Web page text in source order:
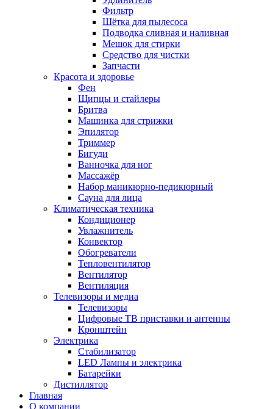
Фильтр
Шётка для пылесоса
Подводка сливная и наливная
Мешок для стирки
Средство для чистки
Запчасти
Красота и здоровье
Фен
Щипцы и стайлеры
Бритва
Машинка для стрижки
Эпилятор
Триммер
Бигуди
Ванночка для ног
Массажёр
Набор маникюрно-педикюрный
Сауна для лица
Климатическая техника
Кондиционер
Увлажнитель
Конвектор
Обогреватели
Тепловентилятор
Вентилятор
Вентиляция
Телевизоры и медиа
Телевизоры
Цифровые ТВ приставки и антенны
Кронштейн
Электрика
Стабилизатор
LED Лампы и электрика
Батарейки
Дистиллятор
Главная
О компании